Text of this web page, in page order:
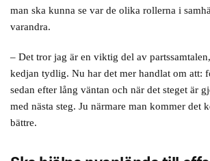
man ska kunna se var de olika rollerna i
varandra.
– Det tror jag är en viktig del av
kedjan tydlig. Nu har det mer handlat om att:
sedan efter lång väntan och när det steget är
med nästa steg. Ju närmare man kommer det
bättre.